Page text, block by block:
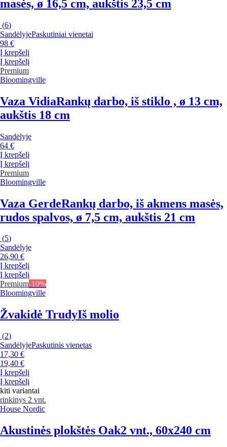
masės, ø 16,5 cm, aukštis 23,5 cm
(6)
SandėlyjePaskutiniai vienetai
98 €
Į krepšelį
Į krepšelį
Premium
Bloomingville
Vaza VidiaRankų darbo, iš stiklo , ø 13 cm,
aukštis 18 cm
Sandėlyje
64 €
Į krepšelį
Į krepšelį
Premium
Bloomingville
Vaza GerdeRankų darbo, iš akmens masės,
rudos spalvos, ø 7,5 cm, aukštis 21 cm
(5)
Sandėlyje
26,90 €
Į krepšelį
Į krepšelį
Premium-10%
Bloomingville
Žvakidė TrudyIš molio
(2)
SandėlyjePaskutinis vienetas
17,30 €
19,40 €
Į krepšelį
Į krepšelį
kiti variantai
rinkinys 2 vnt.
House Nordic
Akustinės plokštės Oak2 vnt., 60x240 cm